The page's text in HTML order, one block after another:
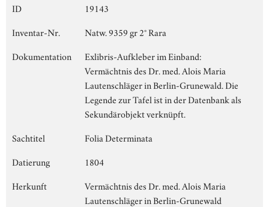
ID
19143
Inventar-Nr.
Natw. 9359 gr 2° Rara
Dokumentation
Exlibris-Aufkleber im Einband:
Vermächtnis des Dr. med. Alois Maria
Lautenschläger in Berlin-Grunewald. Die
Legende zur Tafel ist in der Datenbank als
Sekundärobjekt verknüpft.
Sachtitel
Folia Determinata
Datierung
1804
Herkunft
Vermächtnis des Dr. med. Alois Maria
Lautenschläger in Berlin-Grunewald